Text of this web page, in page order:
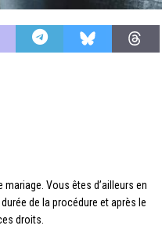
Vous êtes d’ailleurs en
de la procédure et après le
droits.